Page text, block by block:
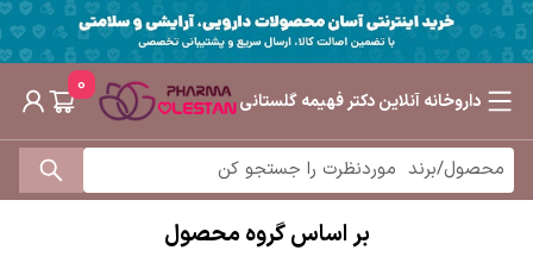
داروخانه آنلاین دکتر فهیمه گلستانی
0
بر اساس گروه محصول